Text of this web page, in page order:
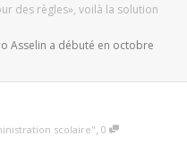
des règles», voilà la solution
Asselin a débuté en octobre
scolaire", 0